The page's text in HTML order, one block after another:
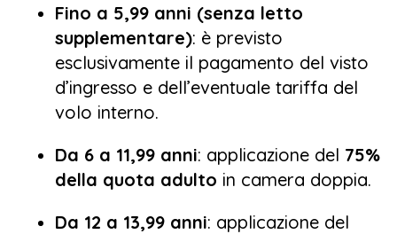
Fino a 5,99 anni (senza letto
supplementare): è previsto
esclusivamente il pagamento del visto
d’ingresso e dell’eventuale tariffa del
volo interno.
Da 6 a 11,99 anni: applicazione del 75%
della quota adulto in camera doppia.
Da 12 a 13,99 anni: applicazione del